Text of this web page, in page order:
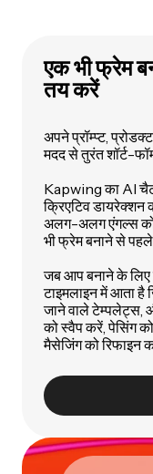
एक भी फ्रेम
तय करें
अपने प्रॉम्प्ट,
मदद से तुरंत शॉर्ट-
Kapwing का AI
क्रिएटिव डायरेक्शन
अलग-अलग एंगल्स को
भी फ्रेम बनाने से
जब आप बनाने के लिए
टाइमलाइन में आता है
जाने वाले टेम्पलेट्स,
को स्वैप करें, पेसिंग
मैसेजिंग को रिफाइन